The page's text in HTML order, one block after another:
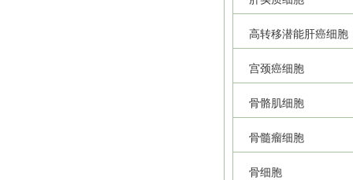
高转移潜能肝癌细胞
宫颈癌细胞
骨骼肌细胞
骨髓瘤细胞
骨细胞